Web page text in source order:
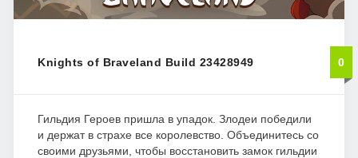
Knights of Braveland Build 23428949 0
Гильдия Героев пришла в упадок. Злодеи победили
и держат в страхе все королевство. Объединитесь со
своими друзьями, чтобы восстановить замок гильдии